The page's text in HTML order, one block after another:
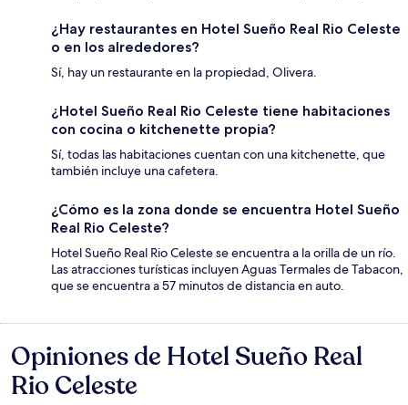
¿Hay restaurantes en Hotel Sueño Real Rio Celeste
o en los alrededores?
Sí, hay un restaurante en la propiedad, Olivera.
¿Hotel Sueño Real Rio Celeste tiene habitaciones
con cocina o kitchenette propia?
Sí, todas las habitaciones cuentan con una kitchenette, que
también incluye una cafetera.
¿Cómo es la zona donde se encuentra Hotel Sueño
Real Rio Celeste?
Hotel Sueño Real Rio Celeste se encuentra a la orilla de un río.
Las atracciones turísticas incluyen Aguas Termales de Tabacon,
que se encuentra a 57 minutos de distancia en auto.
Opiniones
Opiniones de Hotel Sueño Real
Rio Celeste